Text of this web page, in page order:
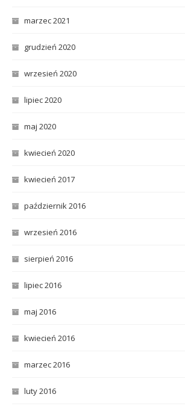
marzec 2021
grudzień 2020
wrzesień 2020
lipiec 2020
maj 2020
kwiecień 2020
kwiecień 2017
październik 2016
wrzesień 2016
sierpień 2016
lipiec 2016
maj 2016
kwiecień 2016
marzec 2016
luty 2016